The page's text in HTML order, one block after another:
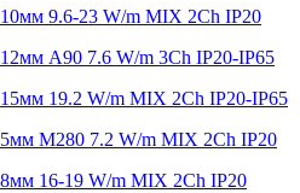
9.6-23 W/m MIX 2Ch IP20
A90 7.6 W/m 3Ch IP20-IP65
19.2 W/m MIX 2Ch IP20-IP65
M280 7.2 W/m MIX 2Ch IP20
16-19 W/m MIX 2Ch IP20